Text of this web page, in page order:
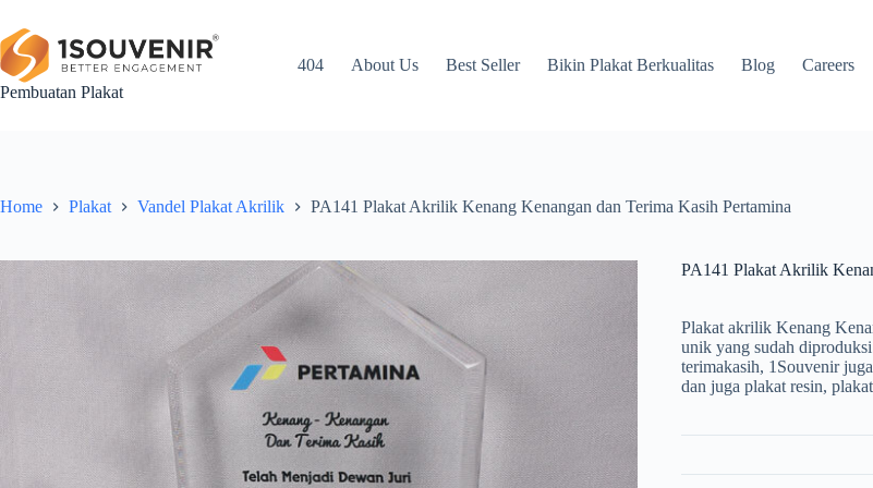
content
Pembuatan Plakat
404 About Us Best Seller Bikin Plakat Berkualitas Blog Careers
Home Plakat Vandel Plakat Akrilik PA141 Plakat Akrilik Kenang Kenangan dan Terima Kasih Pertamina
PA141 Plakat Akrilik
Plakat akrilik Kenang
unik yang sudah
terimakasih, 1Souvenir
dan juga plakat resin,